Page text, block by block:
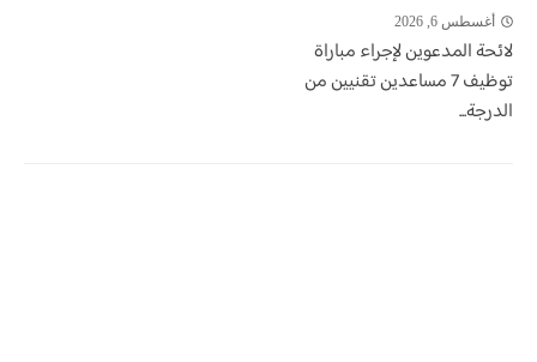
أغسطس 6, 2026
لائحة المدعوين لإجراء مباراة
توظيف 7 مساعدين تقنيين من
الدرجة...